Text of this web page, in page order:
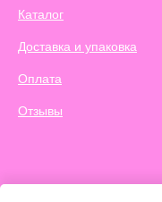
Каталог
Доставка и упаковка
Оплата
Отзывы